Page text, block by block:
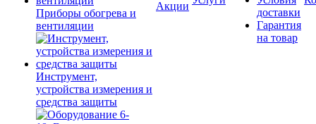
Приборы обогрева и
вентиляции
Инструмент,
устройства измерения и
средства защиты
Акции
доставки
Гарантия
на товар